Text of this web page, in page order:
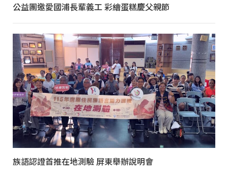
公益團邀愛國浦長輩義工 彩繪蛋糕慶父親節
族語認證首推在地測驗 屏東舉辦說明會